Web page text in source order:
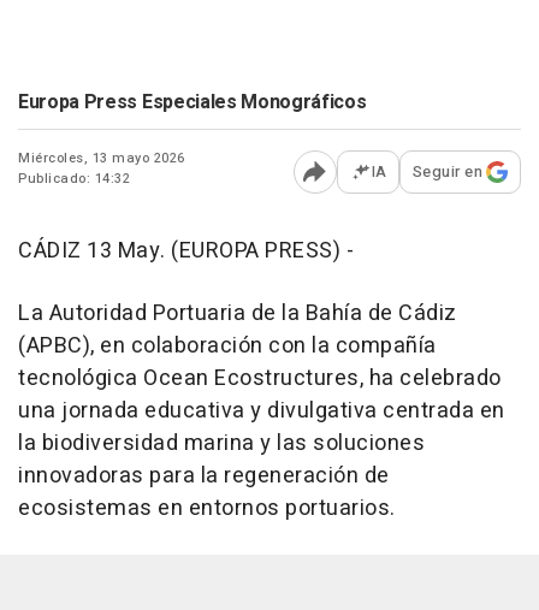
Europa Press Especiales Monográficos
Miércoles, 13 mayo 2026
Publicado: 14:32
Abrir opciones para
IA Seguir en
CÁDIZ 13 May. (EUROPA PRESS) -
La Autoridad Portuaria de la Bahía de Cádiz
(APBC), en colaboración con la compañía
tecnológica Ocean Ecostructures, ha celebrado
una jornada educativa y divulgativa centrada en
la biodiversidad marina y las soluciones
innovadoras para la regeneración de
ecosistemas en entornos portuarios.